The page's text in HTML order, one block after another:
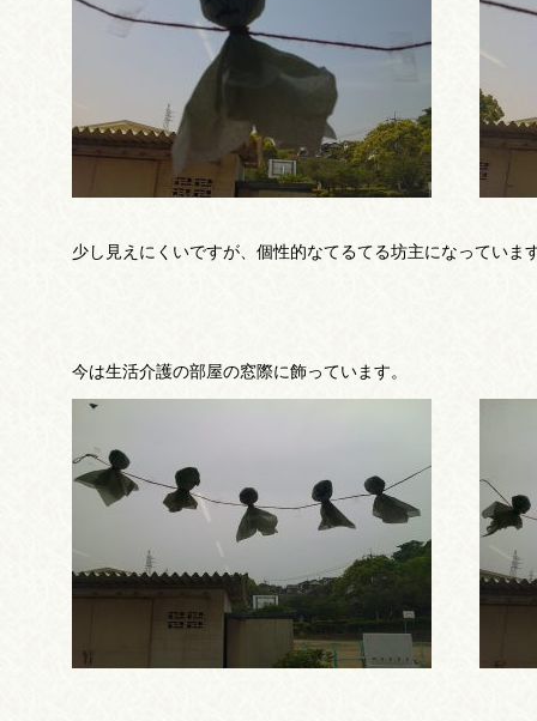
少し見えにくいですが、個性的なてるてる坊主になっていま
今は生活介護の部屋の窓際に飾っています。